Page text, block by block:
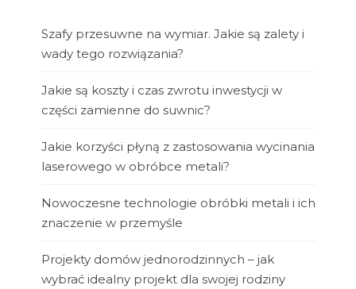
Szafy przesuwne na wymiar. Jakie są zalety i
wady tego rozwiązania?
Jakie są koszty i czas zwrotu inwestycji w
części zamienne do suwnic?
Jakie korzyści płyną z zastosowania wycinania
laserowego w obróbce metali?
Nowoczesne technologie obróbki metali i ich
znaczenie w przemyśle
Projekty domów jednorodzinnych – jak
wybrać idealny projekt dla swojej rodziny